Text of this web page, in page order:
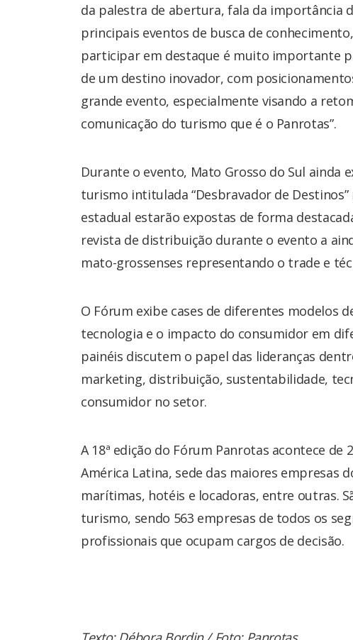
da palestra de abertura, fala da importância
principais eventos de busca de
participar em destaque é muito importante
de um destino inovador, com
grande evento, especialmente visando a
comunicação do turismo que é o Panrotas”.
Durante o evento, Mato Grosso do Sul ainda
turismo intitulada “Desbravador de
estadual estarão expostas de forma
revista de distribuição durante o evento a
mato-grossenses representando o trade e
O Fórum exibe cases de diferentes modelos
tecnologia e o impacto do consumidor em
painéis discutem o papel das lideranças
marketing, distribuição, sustentabilidade,
consumidor no setor.
A 18ª edição do Fórum Panrotas acontece de
América Latina, sede das maiores empresas
marítimas, hotéis e locadoras, entre outras.
turismo, sendo 563 empresas de todos os
profissionais que ocupam cargos de decisão.